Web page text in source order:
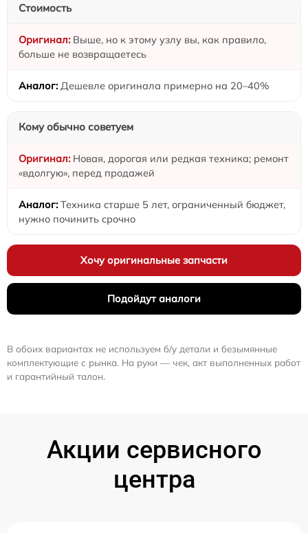
Стоимость
Выше, но к этому узлу вы, как правило,
больше не возвращаетесь
Дешевле оригинала примерно на 20–40%
Кому обычно советуем
Новая, дорогая или редкая техника; ремонт
«вдолгую», перед продажей
Техника старше 5 лет, ограниченный бюджет,
нужно починить срочно
Хочу оригинальные запчасти
Подойдут аналоги
В обоих вариантах не используем б/у детали и безымянные
комплектующие с рынка. На руки — чек, акт выполненных работ
и гарантийный талон.
Акции сервисного
центра